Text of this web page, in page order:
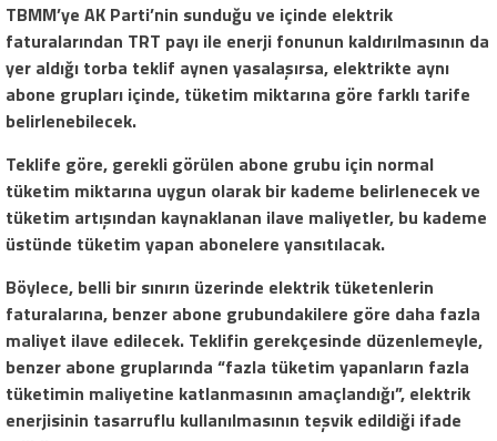
TBMM’ye AK Parti’nin sunduğu ve içinde elektrik
faturalarından TRT payı ile enerji fonunun kaldırılmasının da
yer aldığı torba teklif aynen yasalaşırsa, elektrikte aynı
abone grupları içinde, tüketim miktarına göre farklı tarife
belirlenebilecek.
Teklife göre, gerekli görülen abone grubu için normal
tüketim miktarına uygun olarak bir kademe belirlenecek ve
tüketim artışından kaynaklanan ilave maliyetler, bu kademe
üstünde tüketim yapan abonelere yansıtılacak.
Böylece, belli bir sınırın üzerinde elektrik tüketenlerin
faturalarına, benzer abone grubundakilere göre daha fazla
maliyet ilave edilecek. Teklifin gerekçesinde düzenlemeyle,
benzer abone gruplarında “fazla tüketim yapanların fazla
tüketimin maliyetine katlanmasının amaçlandığı”, elektrik
enerjisinin tasarruflu kullanılmasının teşvik edildiği ifade